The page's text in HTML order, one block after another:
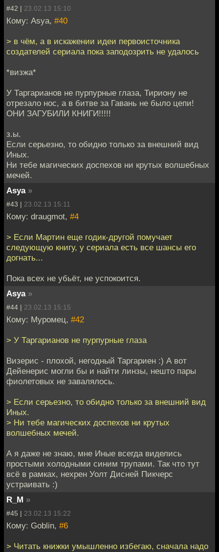
#42 | 23.02.13 15:10
Кому: Asya, #40
> в чём, а в искажении идеи первоисточника
создателей сериала пока заподозрить не удалось
*визжа*
У Таргарианов не пурпурные глаза, Тириону не
отрезало нос, а в битве за Гавань не было цепи!
ОНИ ЗАГУБИЛИ КНИГИ!!!!!
з.ы.
Если серьезно, то обидно только за внешний вид
Иных.
Ни тебе магических доспехов ни крутых волшебных
мечей.
Asya »
#43 | 23.02.13 15:11
Кому: draugmot, #4
> Если Мартин еще годик-другой помучает
следующую книгу, у сериала есть все шансы его
догнать...
Пока всех не убьёт, не успокоится.
Asya »
#44 | 23.02.13 15:15
Кому: Муромец, #42
> У Таргарианов не пурпурные глаза
Визерис - плохой, негодный Таргариен :) А вот
Дейенерис могли бы и найти линзы, нешто пары
фиолетовых не завалялось.
> Если серьезно, то обидно только за внешний вид
Иных.
> Ни тебе магических доспехов ни крутых
волшебных мечей.
А я даже не знаю, мне Иные всегда виделись
простыми холодными синим трупами. Так что тут
всё в рамках, нехрен Уолт Дисней Пикчерс
устраивать :)
R_M »
#45 | 23.02.13 15:22
Кому: Goblin, #6
> Читать книжки умышленно избегаю, сначала надо